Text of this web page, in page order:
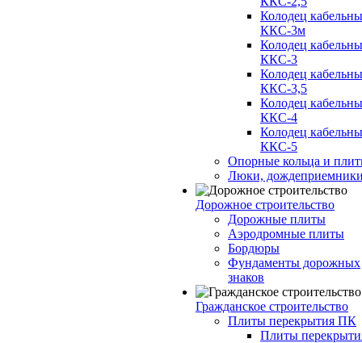
Колодец
ККС-3м
Колодец
ККС-3
Колодец
ККС-3,5
Колодец
ККС-4
Колодец
ККС-5
Опорные кольца и
Люки,
Дорожное строительство
Дорожные плиты
Аэродромные плиты
Бордюры
Фундаменты дорожных
знаков
Гражданское строительство
Плиты перекрытия ПК
Плиты